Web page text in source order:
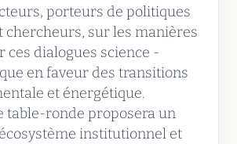
porteurs de politiques
chercheurs, sur les manières
ces dialogues science -
en faveur des transitions
et énergétique.
table-ronde proposera un
institutionnel et